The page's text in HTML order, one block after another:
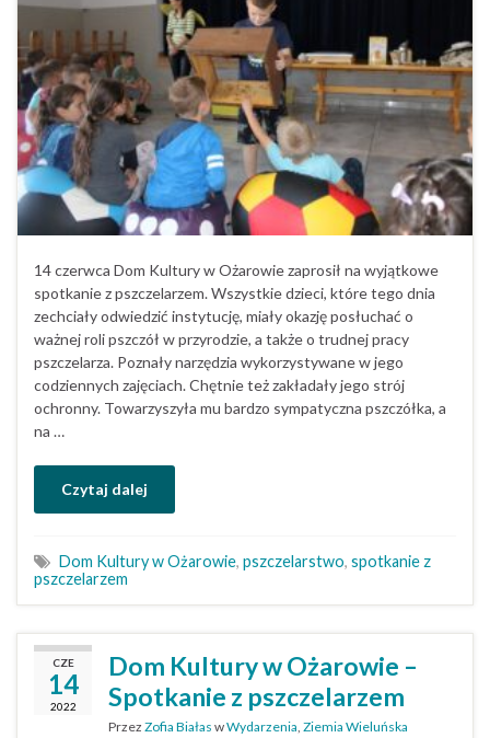
14 czerwca Dom Kultury w Ożarowie zaprosił na wyjątkowe
spotkanie z pszczelarzem. Wszystkie dzieci, które tego dnia
zechciały odwiedzić instytucję, miały okazję posłuchać o
ważnej roli pszczół w przyrodzie, a także o trudnej pracy
pszczelarza. Poznały narzędzia wykorzystywane w jego
codziennych zajęciach. Chętnie też zakładały jego strój
ochronny. Towarzyszyła mu bardzo sympatyczna pszczółka, a
na …
Czytaj dalej
Dom Kultury w Ożarowie, pszczelarstwo, spotkanie z
pszczelarzem
CZE
14
2022
Dom Kultury w Ożarowie –
Spotkanie z pszczelarzem
Przez Zofia Białas wWydarzenia Ziemia Wieluńska